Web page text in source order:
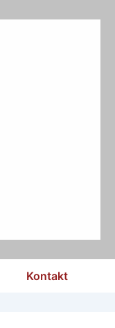
Kontakt